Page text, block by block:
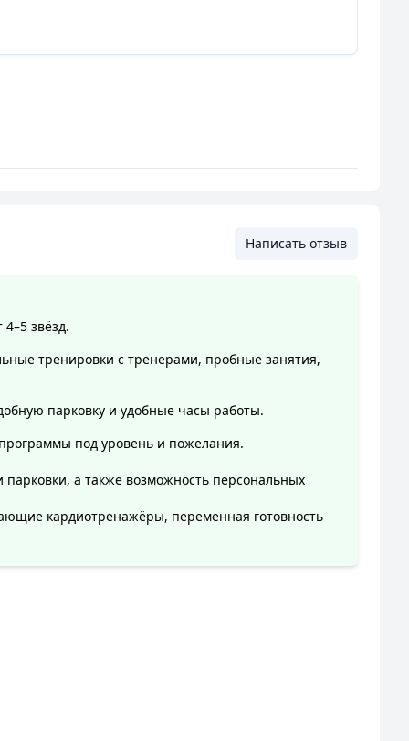
Написать отзыв
звёзд.
тренировки с тренерами, пробные занятия,
парковку и удобные часы работы.
под уровень и пожелания.
а также возможность персональных
кардиотренажёры, переменная готовность